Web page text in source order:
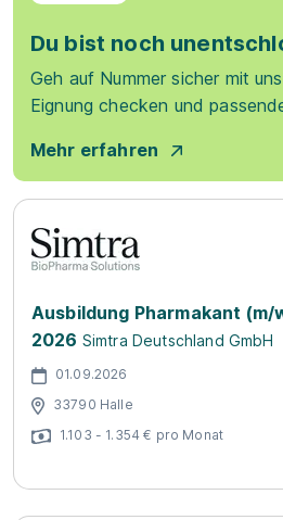
Du bist noch
Geh auf Nummer sicher mit
Eignung checken und
Mehr erfahren
Ausbildung Pharmakant
2026 Simtra Deutschland GmbH
01.09.2026
33790 Halle
1.103 - 1.354 € pro Monat